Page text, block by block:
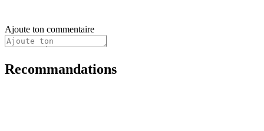
Ajoute ton commentaire
Recommandations